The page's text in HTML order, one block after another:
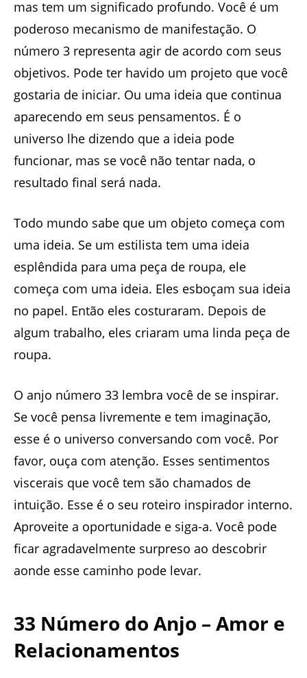
mas tem um significado profundo. Você é um
poderoso mecanismo de manifestação. O
número 3 representa agir de acordo com seus
objetivos. Pode ter havido um projeto que você
gostaria de iniciar. Ou uma ideia que continua
aparecendo em seus pensamentos. É o
universo lhe dizendo que a ideia pode
funcionar, mas se você não tentar nada, o
resultado final será nada.
Todo mundo sabe que um objeto começa com
uma ideia. Se um estilista tem uma ideia
esplêndida para uma peça de roupa, ele
começa com uma ideia. Eles esboçam sua ideia
no papel. Então eles costuraram. Depois de
algum trabalho, eles criaram uma linda peça de
roupa.
O anjo número 33 lembra você de se inspirar.
Se você pensa livremente e tem imaginação,
esse é o universo conversando com você. Por
favor, ouça com atenção. Esses sentimentos
viscerais que você tem são chamados de
intuição. Esse é o seu roteiro inspirador interno.
Aproveite a oportunidade e siga-a. Você pode
ficar agradavelmente surpreso ao descobrir
aonde esse caminho pode levar.
33 Número do Anjo – Amor e
Relacionamentos